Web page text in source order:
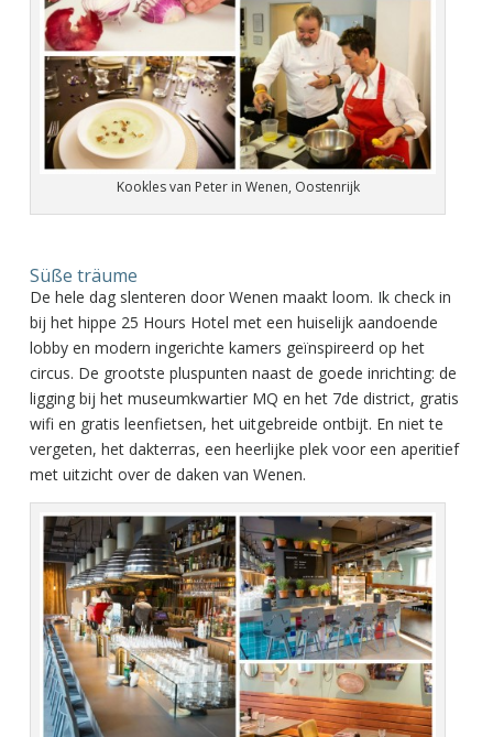
Kookles van Peter in Wenen, Oostenrijk
Süße träume
De hele dag slenteren door Wenen maakt loom. Ik check in
bij het hippe 25 Hours Hotel met een huiselijk aandoende
lobby en modern ingerichte kamers geïnspireerd op het
circus. De grootste pluspunten naast de goede inrichting: de
ligging bij het museumkwartier MQ en het 7de district, gratis
wifi en gratis leenfietsen, het uitgebreide ontbijt. En niet te
vergeten, het dakterras, een heerlijke plek voor een aperitief
met uitzicht over de daken van Wenen.